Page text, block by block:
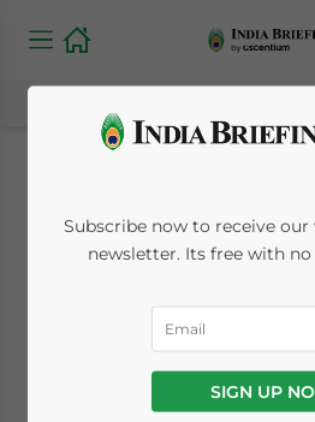
altri
affari in India
Posted by India
8 minutes
Subscribe now to receive
newsletter. Its free with
SIGN UP